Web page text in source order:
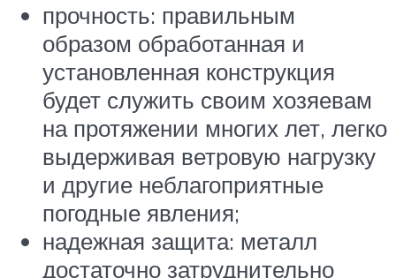
прочность: правильным
образом обработанная и
установленная конструкция
будет служить своим хозяевам
на протяжении многих лет, легко
выдерживая ветровую нагрузку
и другие неблагоприятные
погодные явления;
надежная защита: металл
достаточно затруднительно